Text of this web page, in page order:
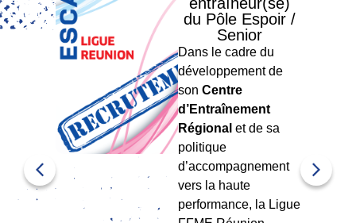
du Pôle Espoir /
Senior
Dans le cadre du
développement de
son Centre
d’Entraînement
Régional et de sa
politique
d’accompagnement
vers la haute
performance, la Ligue